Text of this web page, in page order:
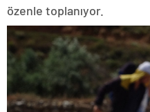
özenle toplanıyor.